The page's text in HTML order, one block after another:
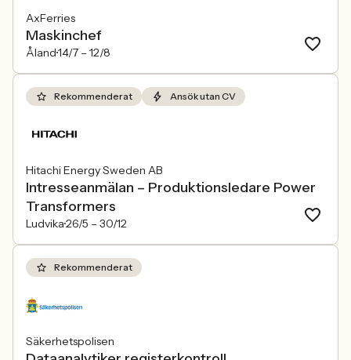
AxFerries
Maskinchef
Åland14/7 – 12/8
Rekommenderat Ansök utan CV
Hitachi Energy Sweden AB
Intresseanmälan – Produktionsledare Power
Transformers
Ludvika26/5 – 30/12
Rekommenderat
Säkerhetspolisen